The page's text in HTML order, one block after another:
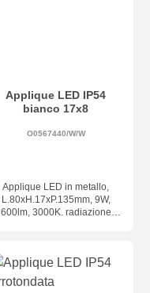
Applique LED IP54
bianco 17x8
O0567440/W/W
Applique LED in metallo,
L.80xH.17xP.135mm, 9W,
600lm, 3000K. radiazione